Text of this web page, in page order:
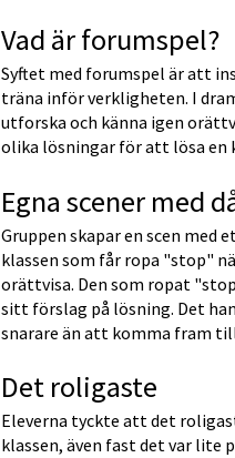
Vad är forumspel?
Syftet med forumspel är att
träna inför verkligheten. I
utforska och känna igen
olika lösningar för att lösa
Egna scener med
Gruppen skapar en scen med
klassen som får ropa "stop"
orättvisa. Den som ropat
sitt förslag på lösning. Det
snarare än att komma fram
Det roligaste
Eleverna tyckte att det
klassen, även fast det var lite